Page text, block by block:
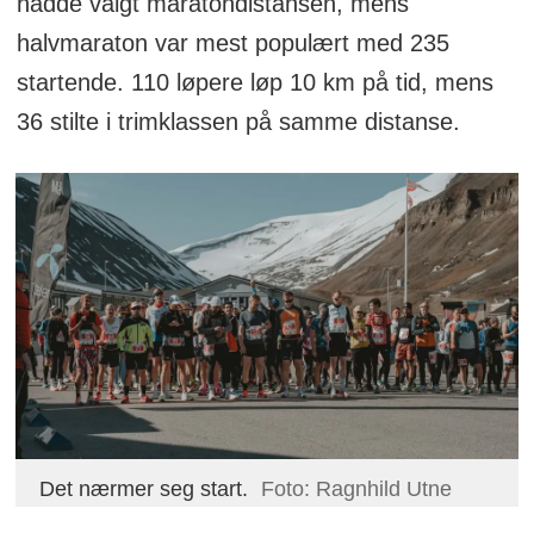
halvmaraton var mest populært med 235
startende. 110 løpere løp 10 km på tid, mens
36 stilte i trimklassen på samme distanse.
Det nærmer seg start. Foto: Ragnhild Utne